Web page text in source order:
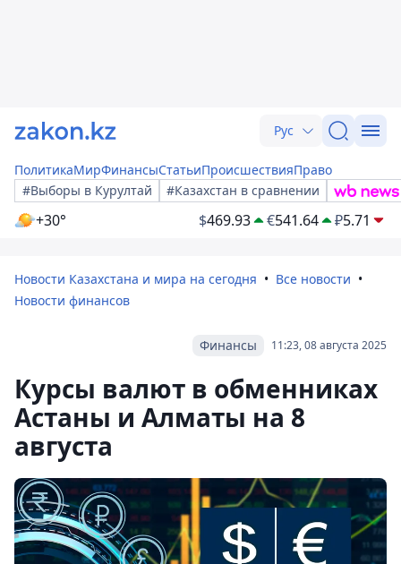
Рус
ПолитикаМирФинансыСтатьиПроисшествияПраво
#Выборы в Курултай
#Казахстан в сравнении
+30° $469.93 €541.64 ₽5.71
Новости Казахстана и мира на сегодня
Все новости
Новости финансов
11:23, 08 августа 2025
Финансы
Курсы валют в обменниках
Астаны и Алматы на 8
августа